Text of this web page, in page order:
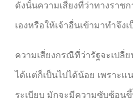
ดังนั้นความเสี่ยงที่ว่าทางราช
เองหรือให้เจ้าอื่นเข้ามาทำจึง
ความเสี่ยงกรณีที่ว่ารัฐจะเปลี่
ได้แต่ก็เป็นไปได้น้อย เพราะแ
ระเบียบ มักจะมีความซับซ้อน